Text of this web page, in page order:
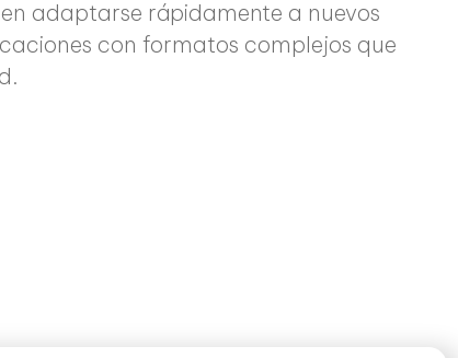
adaptarse rápidamente a nuevos
con formatos complejos que